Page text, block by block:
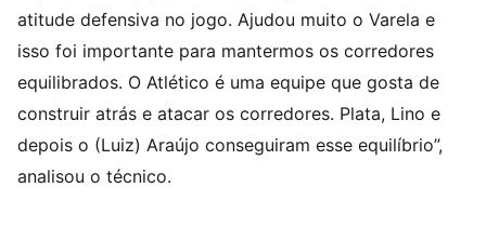
atitude defensiva no jogo. Ajudou muito o Varela e
isso foi importante para mantermos os corredores
equilibrados. O Atlético é uma equipe que gosta de
construir atrás e atacar os corredores. Plata, Lino e
depois o (Luiz) Araújo conseguiram esse equilíbrio”,
analisou o técnico.